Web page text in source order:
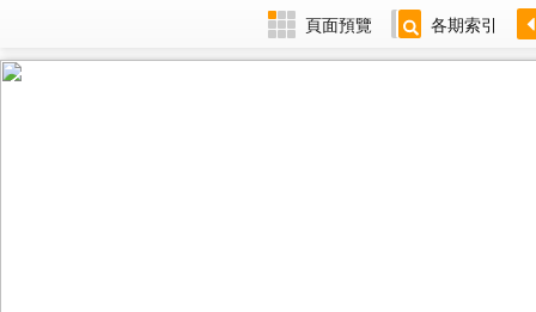
頁面預覽 各期索引